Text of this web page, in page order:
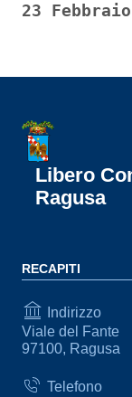
23
Libero
Ragusa
RECAPITI
Indirizzo
Viale del Fante
97100, Ragusa
Telefono